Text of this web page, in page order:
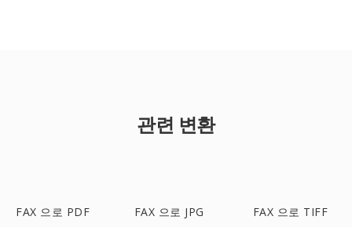
관련 변환
FAX 으로 PDF FAX 으로 JPG FAX 으로 TIFF